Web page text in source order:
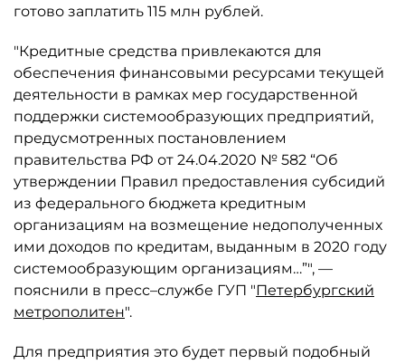
готово заплатить 115 млн рублей.
"Кредитные средства привлекаются для
обеспечения финансовыми ресурсами текущей
деятельности в рамках мер государственной
поддержки системообразующих предприятий,
предусмотренных постановлением
правительства РФ от 24.04.2020 № 582 “Об
утверждении Правил предоставления субсидий
из федерального бюджета кредитным
организациям на возмещение недополученных
ими доходов по кредитам, выданным в 2020 году
системообразующим организациям…”", —
пояснили в пресс–службе ГУП "Петербургский
метрополитен".
Для предприятия это будет первый подобный